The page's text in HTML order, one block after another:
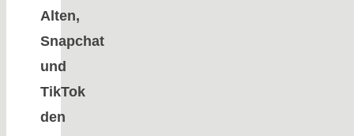
Alten,
Snapchat
und
TikTok
den